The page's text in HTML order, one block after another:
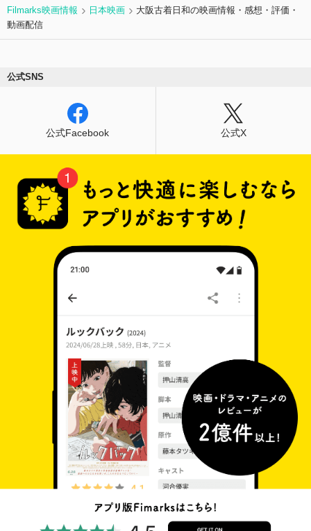
Filmarks映画情報 日本映画
大阪古着日和の映画情報・感想・評価・
動画配信
公式SNS
公式Facebook 公式X